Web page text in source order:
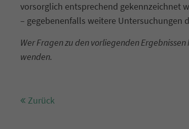
vorsorglich entsprechend gekennzeichnet
– gegebenenfalls weitere Untersuchungen
Wer Fragen zu den vorliegenden
wenden.
Zurück